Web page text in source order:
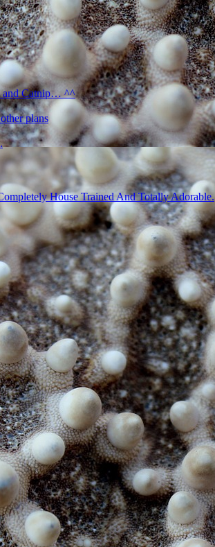
and Catnip… ^^
plans
House Trained And Totally Adorable.